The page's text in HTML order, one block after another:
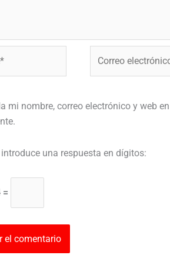
mi nombre, correo electrónico y web
introduce una respuesta en dígitos:
=